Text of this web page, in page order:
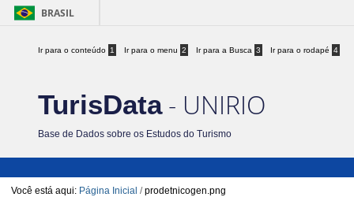
BRASIL
Ir para o conteúdo 1 Ir para o menu 2 Ir para a Busca 3 Ir para o rodapé 4
TurisData- UNIRIO
Base de Dados sobre os Estudos do Turismo
Você está aqui: Página Inicial /prodetnicogen.png